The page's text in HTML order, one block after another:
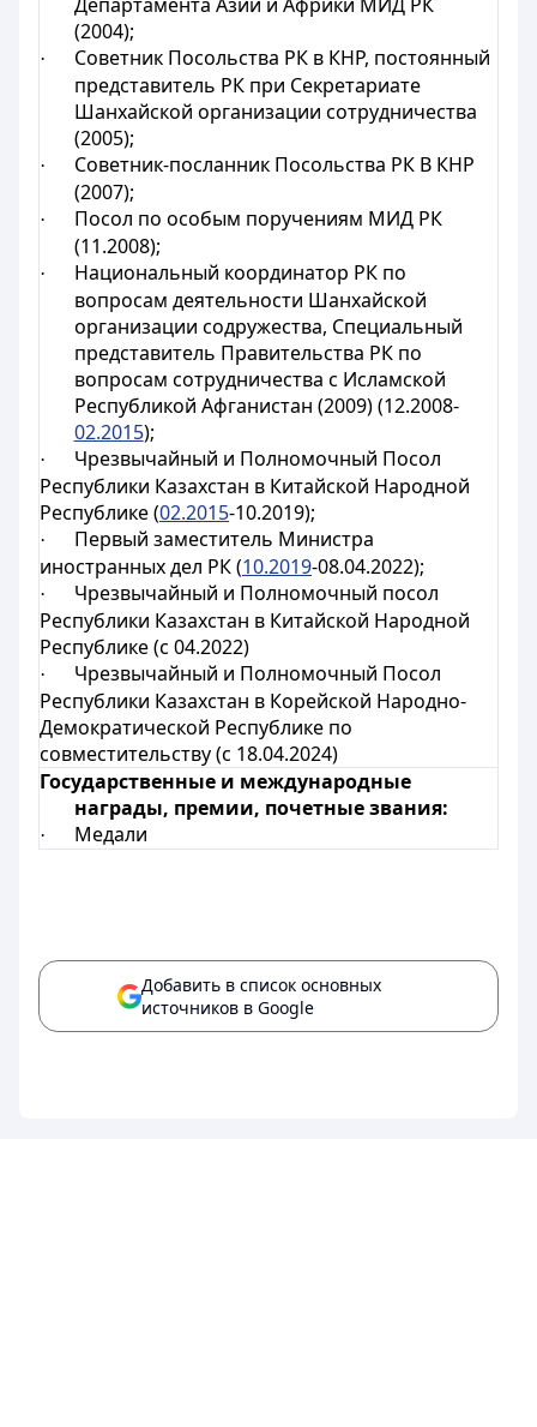
(2004);
·
Советник Посольства РК в КНР, постоянный
представитель РК при Секретариате
Шанхайской организации сотрудничества
(2005);
·
Советник-посланник Посольства РК В КНР
(2007);
·
Посол по особым поручениям МИД РК
(11.2008);
·
Национальный координатор РК по
вопросам деятельности Шанхайской
организации содружества, Специальный
представитель Правительства РК по
вопросам сотрудничества с Исламской
Республикой Афганистан (2009) (12.2008-
02.2015);
·
Чрезвычайный и Полномочный Посол
Республики Казахстан в Китайской Народной
Республике (02.2015-10.2019);
·
Первый заместитель Министра
иностранных дел РК (10.2019-08.04.2022);
·
Чрезвычайный и Полномочный посол
Республики Казахстан в Китайской Народной
Республике (с 04.2022)
·
Чрезвычайный и Полномочный Посол
Республики Казахстан в Корейской Народно-
Демократической Республике по
совместительству (с 18.04.2024)
Государственные и международные
награды, премии, почетные звания:
· Медали
Добавить в список основных
источников в Google